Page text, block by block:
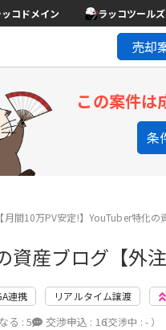
ッコドメイン ラッコツールズ
売却
この案件は
条
【月間10万PV安定!】YouTuber特化
資産ブログ【外
連携 リアルタイム譲渡
る : 5 交渉申込 : 16
（交渉中 : - ）